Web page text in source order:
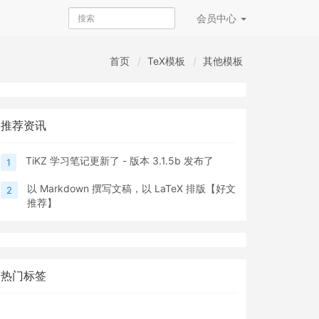
会员中心
首页 TeX模板 其他模板
推荐资讯
1 TiKZ 学习笔记更新了 - 版本 3.1.5b 发布了
2
以 Markdown 撰写文稿，以 LaTeX 排版【好文
推荐】
热门标签